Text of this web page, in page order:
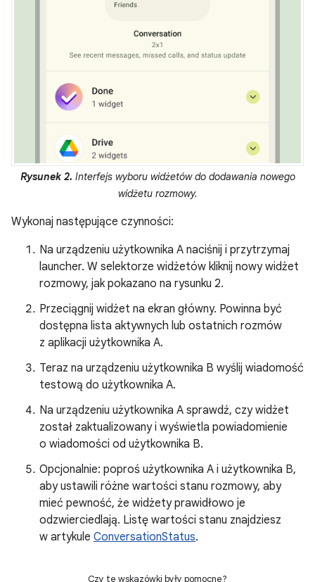
Rysunek 2. Interfejs wyboru widżetów do dodawania nowego
widżetu rozmowy.
Wykonaj następujące czynności:
Na urządzeniu użytkownika A naciśnij i przytrzymaj
launcher. W selektorze widżetów kliknij nowy widżet
rozmowy, jak pokazano na rysunku 2.
Przeciągnij widżet na ekran główny. Powinna być
dostępna lista aktywnych lub ostatnich rozmów
z aplikacji użytkownika A.
Teraz na urządzeniu użytkownika B wyślij wiadomość
testową do użytkownika A.
Na urządzeniu użytkownika A sprawdź, czy widżet
został zaktualizowany i wyświetla powiadomienie
o wiadomości od użytkownika B.
Opcjonalnie: poproś użytkownika A i użytkownika B,
aby ustawili różne wartości stanu rozmowy, aby
mieć pewność, że widżety prawidłowo je
odzwierciedlają. Listę wartości stanu znajdziesz
w artykule ConversationStatus.
Czy te wskazówki były pomocne?